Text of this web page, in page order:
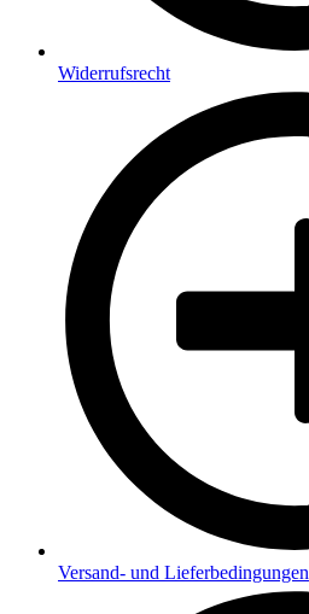
Widerrufsrecht
Versand- und Lieferbedingungen